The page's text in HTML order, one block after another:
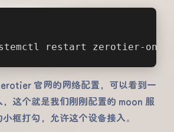
restart zerotier-
官网的网络配置，可以看到一
这个就是我们刚刚配置的 moon 服
框打勾，允许这个设备接入。